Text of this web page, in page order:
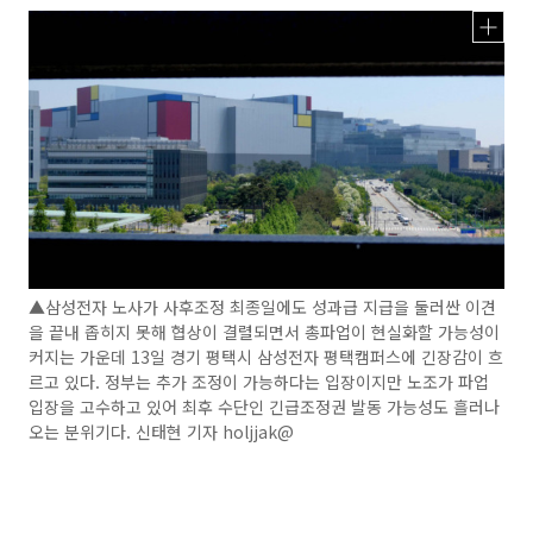
▲삼성전자 노사가 사후조정 최종일에도 성과급 지급을 둘러싼 이견
을 끝내 좁히지 못해 협상이 결렬되면서 총파업이 현실화할 가능성이
커지는 가운데 13일 경기 평택시 삼성전자 평택캠퍼스에 긴장감이 흐
르고 있다. 정부는 추가 조정이 가능하다는 입장이지만 노조가 파업
입장을 고수하고 있어 최후 수단인 긴급조정권 발동 가능성도 흘러나
오는 분위기다. 신태현 기자 holjjak@